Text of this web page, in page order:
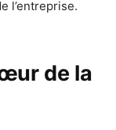
l’entreprise.
de la